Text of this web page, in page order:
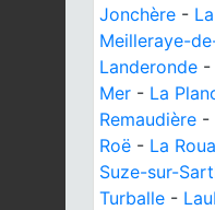
Jonchère -
Meilleraye-
Landeronde -
Mer - La
Remaudière -
Roë - La
Suze-sur-
Turballe -